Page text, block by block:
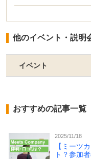
他のイベント・説明
イベント
おすすめの記事一覧
2025/11/18
【ミーツ
ト？参加